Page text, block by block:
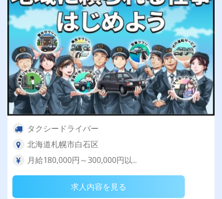
タクシードライバー
北海道札幌市白石区
月給180,000円～300,000円以...
求人内容を見る